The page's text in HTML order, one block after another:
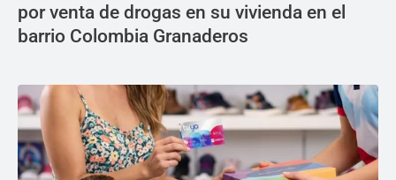
por venta de drogas en su vivienda en el
barrio Colombia Granaderos